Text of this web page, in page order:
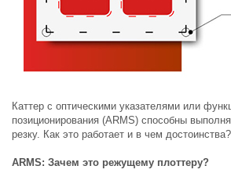
Каттер с оптическими указателями или
позиционирования (ARMS) способны
резку. Как это работает и в чем достоинства?
ARMS: Зачем это режущему плоттеру?